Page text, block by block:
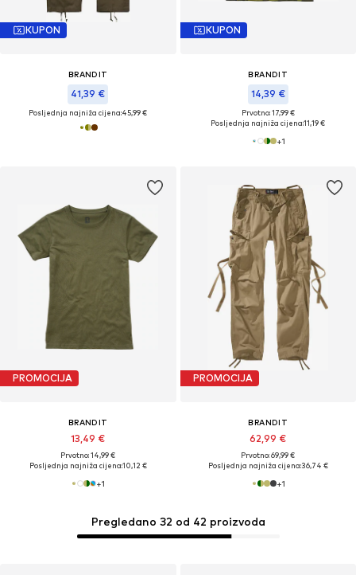
Pregledano 32 od 42 proizvoda
KUPON
BRANDIT
41,39 €
Posljednja najniža cijena:45,99 €
KUPON
BRANDIT
14,39 €
Prvotno: 17,99 €
Posljednja najniža cijena:11,19 €
+1
PROMOCIJA
BRANDIT
13,49 €
Prvotno: 14,99 €
Posljednja najniža cijena:10,12 €
+1
PROMOCIJA
BRANDIT
62,99 €
Prvotno: 69,99 €
Posljednja najniža cijena:36,74 €
+1